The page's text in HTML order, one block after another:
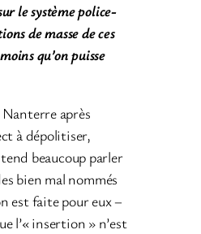
le système police-
de masse de ces
qu’on puisse
après
à dépolitiser,
beaucoup parler
bien mal nommés
est faite pour eux –
l’« insertion » n’est